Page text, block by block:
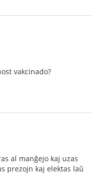
vakcinado?
al manĝejo kaj uzas
prezojn kaj elektas laŭ